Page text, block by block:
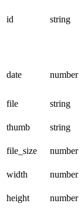
id string
date number
file string
thumb
string
file_size
number
width
number
height
number